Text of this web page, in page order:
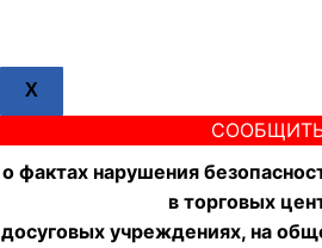
X
о фактах нарушения
в торговых
досуговых учреждениях, на